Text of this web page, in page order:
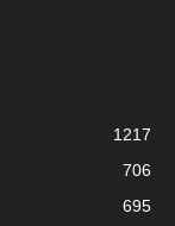
1217
706
695